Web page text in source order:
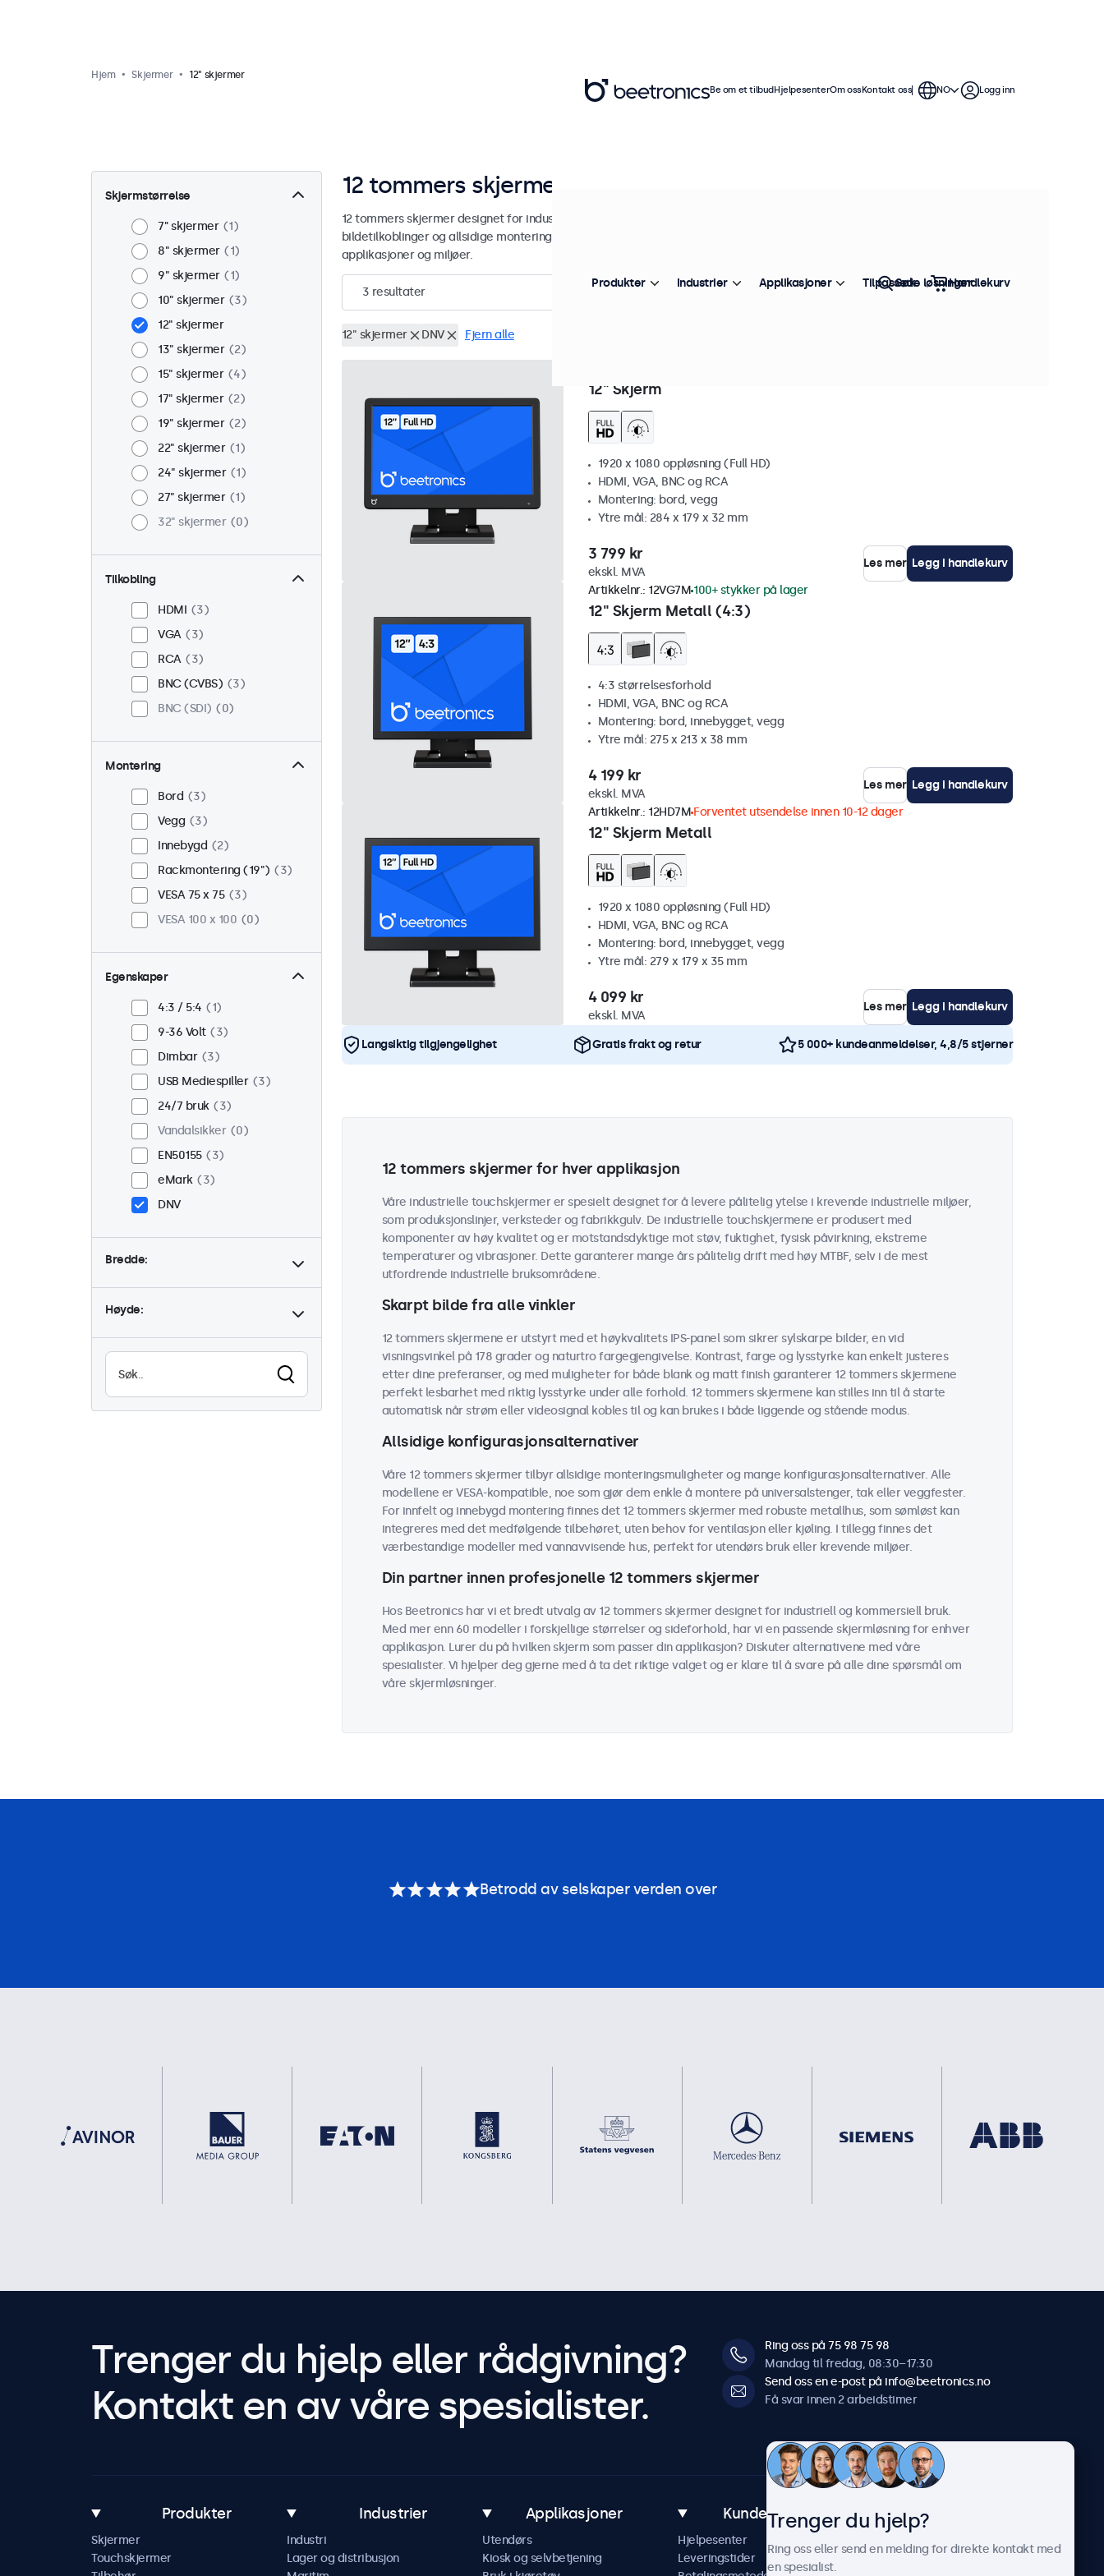
Hjem Skjermer 12" skjermer
Skjermstørrelse
7'' skjermer
1
8" skjermer
1
9" skjermer
1
10" skjermer
3
12" skjermer
13" skjermer
2
15" skjermer
4
17" skjermer
2
19" skjermer
2
22" skjermer
1
24" skjermer
1
27" skjermer
1
32" skjermer
0
Tilkobling
HDMI
3
VGA
3
RCA
3
BNC (CVBS)
3
BNC (SDI)
0
Montering
Bord
3
Vegg
3
Innebygd
2
Rackmontering (19")
3
VESA 75 x 75
3
VESA 100 x 100
0
Egenskaper
4:3 / 5:4
1
9-36 Volt
3
Dimbar
3
USB Mediespiller
3
24/7 bruk
3
Vandalsikker
0
EN50155
3
eMark
3
DNV
Bredde:
Høyde:
12 tommers skjermer
12 tommers skjermer designet for industriell og kommersiell bruk. Våre 12 tommers skjermer tilbyr flere
bildetilkoblinger og allsidige monteringsmuligheter, noe som gjør dem enkle å sømløst integrere i alle
applikasjoner og miljøer.
3 resultater Sorter etter: Bestselger
12" skjermer DNV Fjern alle
12" Skjerm
1920 x 1080 oppløsning (Full HD)
HDMI, VGA, BNC og RCA
Montering: bord, vegg
Ytre mål: 284 x 179 x 32 mm
3 799 kr
ekskl. MVA
Les mer Legg i handlekurv
12" Skjerm Metall (4:3)
Artikkelnr.: 12VG7M 100+ stykker på lager
4:3 størrelsesforhold
HDMI, VGA, BNC og RCA
Montering: bord, innebygget, vegg
Ytre mål: 275 x 213 x 38 mm
4 199 kr
ekskl. MVA
Les mer Legg i handlekurv
12" Skjerm Metall
Artikkelnr.: 12HD7M Forventet utsendelse innen 10-12 dager
1920 x 1080 oppløsning (Full HD)
HDMI, VGA, BNC og RCA
Montering: bord, innebygget, vegg
Ytre mål: 279 x 179 x 35 mm
4 099 kr
ekskl. MVA
Les mer Legg i handlekurv
Langsiktig tilgjengelighet Gratis frakt og retur 5 000+ kundeanmeldelser, 4,8/5 stjerner
12 tommers skjermer for hver applikasjon
Våre industrielle touchskjermer er spesielt designet for å levere pålitelig ytelse i krevende industrielle miljøer,
som produksjonslinjer, verksteder og fabrikkgulv. De industrielle touchskjermene er produsert med
komponenter av høy kvalitet og er motstandsdyktige mot støv, fuktighet, fysisk påvirkning, ekstreme
temperaturer og vibrasjoner. Dette garanterer mange års pålitelig drift med høy MTBF, selv i de mest
utfordrende industrielle bruksområdene.
Skarpt bilde fra alle vinkler
12 tommers skjermene er utstyrt med et høykvalitets IPS-panel som sikrer sylskarpe bilder, en vid
visningsvinkel på 178 grader og naturtro fargegjengivelse. Kontrast, farge og lysstyrke kan enkelt justeres
etter dine preferanser, og med muligheter for både blank og matt finish garanterer 12 tommers skjermene
perfekt lesbarhet med riktig lysstyrke under alle forhold. 12 tommers skjermene kan stilles inn til å starte
automatisk når strøm eller videosignal kobles til og kan brukes i både liggende og stående modus.
Allsidige konfigurasjonsalternativer
Våre 12 tommers skjermer tilbyr allsidige monteringsmuligheter og mange konfigurasjonsalternativer. Alle
modellene er VESA-kompatible, noe som gjør dem enkle å montere på universalstenger, tak eller veggfester.
For innfelt og innebygd montering finnes det 12 tommers skjermer med robuste metallhus, som sømløst kan
integreres med det medfølgende tilbehøret, uten behov for ventilasjon eller kjøling. I tillegg finnes det
værbestandige modeller med vannavvisende hus, perfekt for utendørs bruk eller krevende miljøer.
Din partner innen profesjonelle 12 tommers skjermer
Hos Beetronics har vi et bredt utvalg av 12 tommers skjermer designet for industriell og kommersiell bruk.
Med mer enn 60 modeller i forskjellige størrelser og sideforhold, har vi en passende skjermløsning for enhver
applikasjon. Lurer du på hvilken skjerm som passer din applikasjon? Diskuter alternativene med våre
spesialister. Vi hjelper deg gjerne med å ta det riktige valget og er klare til å svare på alle dine spørsmål om
våre skjermløsninger.
Be om et tilbudHjelpesenterOm ossKontakt oss NO Logg inn
Produkter Industrier Applikasjoner Tilpassede løsninger
Søk Handlekurv
Betrodd av selskaper verden over
Trenger du hjelp eller rådgivning?
Kontakt en av våre spesialister.
Ring oss på 75 98 75 98
Mandag til fredag, 08:30–17:30
Send oss en e-post på info@beetronics.no
Få svar innen 2 arbeidstimer
Produkter
Skjermer
Touchskjermer
Industrier
Industri
Lager og distribusjon
Applikasjoner
Utendørs
Kiosk og selvbetjening
Kundeservice
Hjelpesenter
Leveringstider
Om Beetronics
Nyheter & oppdateringer
Trenger du hjelp?
Ring oss eller send en melding for direkte kontakt med
en spesialist.